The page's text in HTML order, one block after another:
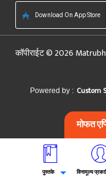
Download On App Store
कॉपीराईट © 2026
Powered by : Custom
मोफत
पुस्तके विनामूल्य